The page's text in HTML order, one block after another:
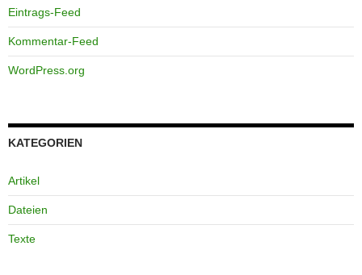
Eintrags-Feed
Kommentar-Feed
WordPress.org
KATEGORIEN
Artikel
Dateien
Texte